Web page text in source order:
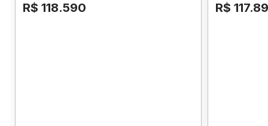
R$ 118.590 R$